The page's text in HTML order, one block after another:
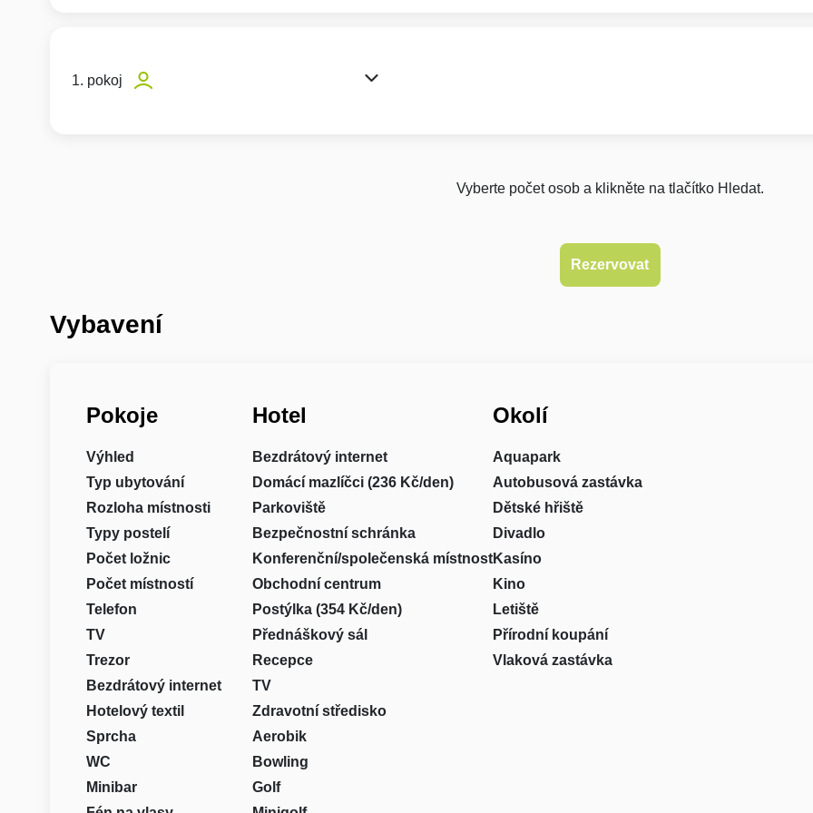
1. pokoj
Vyberte počet osob a klikněte na tlačítko Hledat.
Vybavení
Pokoje
Výhled
Typ ubytování
Rozloha místnosti
Typy postelí
Počet ložnic
Počet místností
Telefon
TV
Trezor
Bezdrátový internet
Hotelový textil
Sprcha
WC
Minibar
Hotel
Bezdrátový internet
Domácí mazlíčci (236 Kč/den)
Parkoviště
Bezpečnostní schránka
Konferenční/společenská místnost
Obchodní centrum
Postýlka (354 Kč/den)
Přednáškový sál
Recepce
TV
Zdravotní středisko
Aerobik
Bowling
Golf
Okolí
Aquapark
Autobusová zastávka
Dětské hřiště
Divadlo
Kasíno
Kino
Letiště
Přírodní koupání
Vlaková zastávka